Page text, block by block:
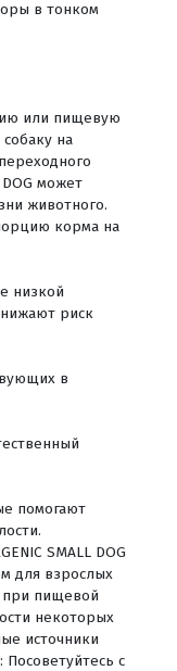
в тонком
или пищевую
на
может
животного.
корма на
низкой
риск
в
помогают
SMALL DOG
для взрослых
при пищевой
некоторых
источники
с